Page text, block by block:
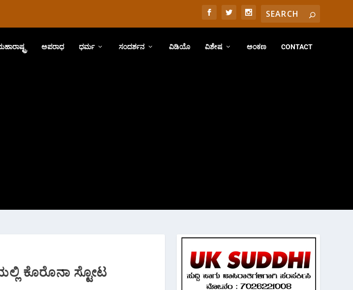
ಅಪರಾಧ ಧರ್ಮ ಸಂದರ್ಶನ ವಿಡಿಯೊ ವಿಶೇಷ ಅಂಕಣ CONTACT
ಕೊರೊನಾ ಸ್ಟೋಟ